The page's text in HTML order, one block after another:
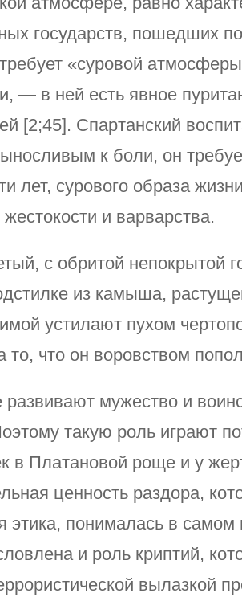
государств, пошедших
«суровой
— в ней есть явное
[2;45]. Спартанский
к боли, он
лет, сурового образа
и варварства.
с обритой непокрытой
из камыша,
устилают пухом
то, что он воровством
мужество и
такую роль играют
в Платановой роще и у
ценность раздора,
этика, понималась в
и роль криптий,
вылазкой